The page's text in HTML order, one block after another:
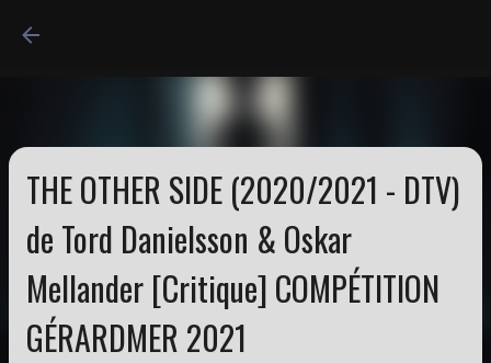
THE OTHER SIDE (2020/2021 - DTV)
de Tord Danielsson & Oskar
Mellander [Critique] COMPÉTITION
GÉRARDMER 2021